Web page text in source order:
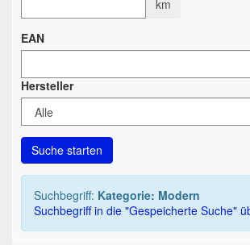
km
EAN
Hersteller
Suche starten
Suchbegriff: Kategorie: Modern
Suchbegriff in die "Gespeicherte Suche"